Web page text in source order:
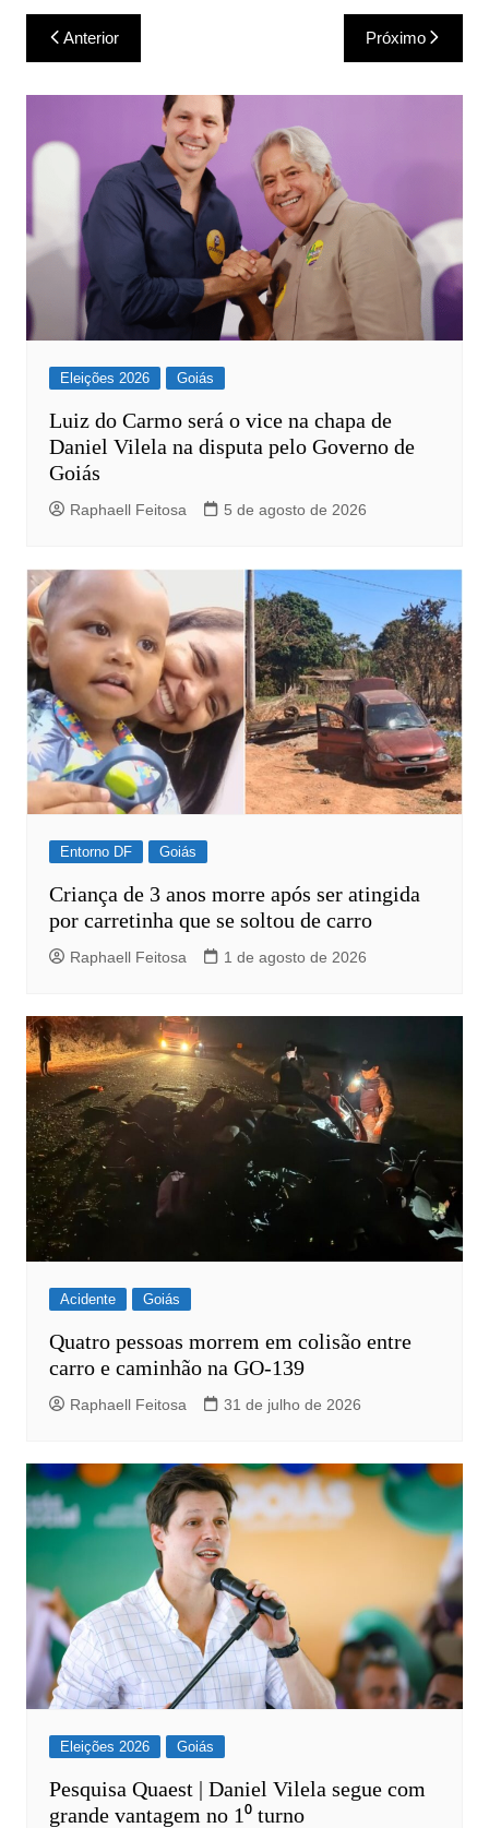
Navegação
de
Post
Anterior Próximo
Eleições 2026 Goiás
Luiz do Carmo será o vice na chapa de
Daniel Vilela na disputa pelo Governo de
Goiás
Raphaell Feitosa 5 de agosto de 2026
Entorno DF Goiás
Criança de 3 anos morre após ser atingida
por carretinha que se soltou de carro
Raphaell Feitosa 1 de agosto de 2026
Acidente Goiás
Quatro pessoas morrem em colisão entre
carro e caminhão na GO-139
Raphaell Feitosa 31 de julho de 2026
Eleições 2026 Goiás
Pesquisa Quaest | Daniel Vilela segue com
grande vantagem no 1⁰ turno